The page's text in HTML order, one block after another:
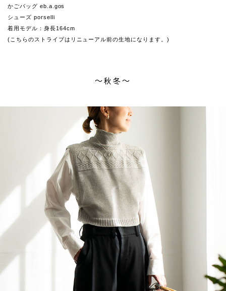
かごバッグ eb.a.gos
シューズ porselli
着用モデル：身長164cm
(こちらのストライプはリニューアル前の生地になります。)
〜秋冬〜